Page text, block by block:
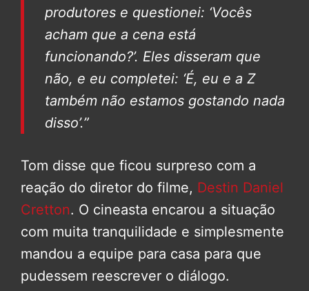
produtores e questionei: ‘Vocês
acham que a cena está
funcionando?’. Eles disseram que
não, e eu completei: ‘É, eu e a Z
também não estamos gostando nada
disso’.”
Tom disse que ficou surpreso com a
reação do diretor do filme, Destin Daniel
Cretton. O cineasta encarou a situação
com muita tranquilidade e simplesmente
mandou a equipe para casa para que
pudessem reescrever o diálogo.